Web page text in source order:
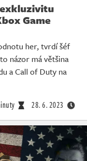
Game
her, tvrdí šéf
názor má většina
a Call of Duty na
28. 6. 2023